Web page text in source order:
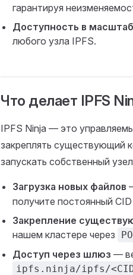
гарантируя
Доступность в
любого узла IPFS.
Что делает IPFS
IPFS Ninja — это
закреплять существующий
запускать собственный
Загрузка новых файлов
получите постоянный CID
Закрепление
нашем кластере через
Доступ через шлюз —
ipfs.ninja/ipfs/